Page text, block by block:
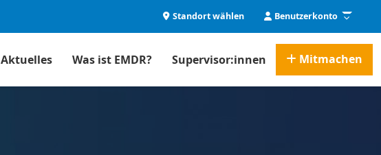
Standort wählen Benutzerkonto
Aktuelles Was ist EMDR? Supervisor:innen Mitmachen